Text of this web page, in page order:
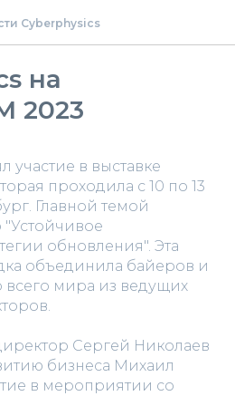
Cyberphysics
на
2023
участие в выставке
проходила с 10 по 13
Главной темой
"Устойчивое
обновления". Эта
объединила байеров и
всего мира из ведущих
Сергей Николаев
бизнеса Михаил
в мероприятии со